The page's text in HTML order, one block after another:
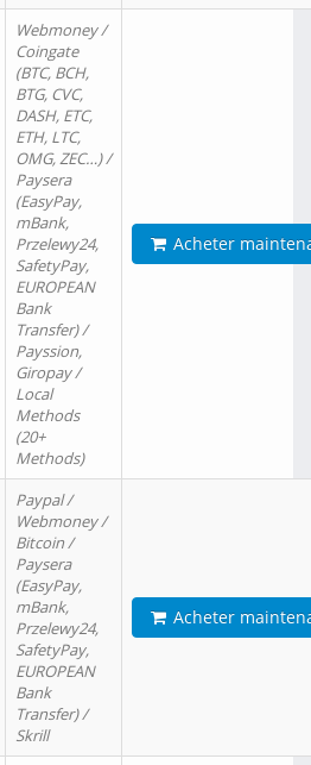
Webmoney /
Coingate
(BTC, BCH,
BTG, CVC,
DASH, ETC,
ETH, LTC,
OMG, ZEC…) /
Paysera
(EasyPay,
mBank,
Przelewy24,
SafetyPay,
EUROPEAN
Bank
Transfer) /
Payssion,
Giropay /
Local
Methods
(20+
Methods)
Acheter
Paypal /
Webmoney /
Bitcoin /
Paysera
(EasyPay,
mBank,
Przelewy24,
SafetyPay,
EUROPEAN
Bank
Transfer) /
Skrill
Acheter